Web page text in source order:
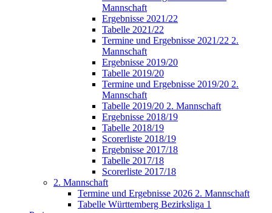
Mannschaft
Ergebnisse 2021/22
Tabelle 2021/22
Termine und Ergebnisse 2021/22 2.
Mannschaft
Ergebnisse 2019/20
Tabelle 2019/20
Termine und Ergebnisse 2019/20 2.
Mannschaft
Tabelle 2019/20 2. Mannschaft
Ergebnisse 2018/19
Tabelle 2018/19
Scorerliste 2018/19
Ergebnisse 2017/18
Tabelle 2017/18
Scorerliste 2017/18
2. Mannschaft
Termine und Ergebnisse 2026 2. Mannschaft
Tabelle Württemberg Bezirksliga 1